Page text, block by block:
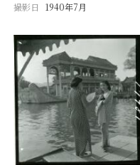
撮影日
1940年7月